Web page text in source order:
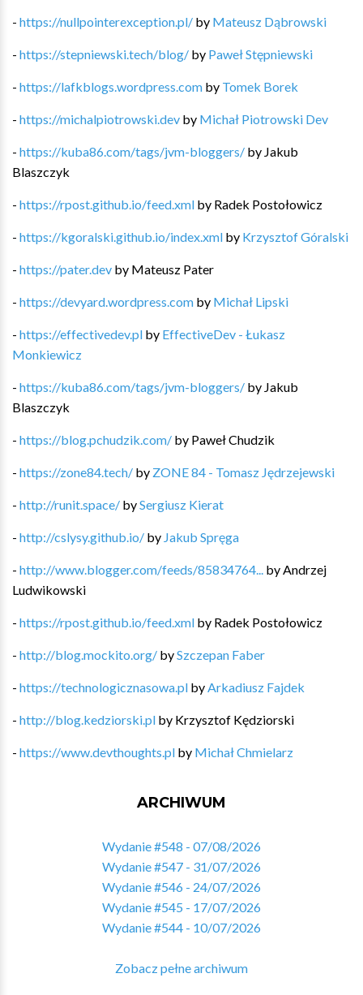
- https://nullpointerexception.pl/ by Mateusz Dąbrowski
- https://stepniewski.tech/blog/ by Paweł Stępniewski
- https://lafkblogs.wordpress.com by Tomek Borek
- https://michalpiotrowski.dev by Michał Piotrowski Dev
- https://kuba86.com/tags/jvm-bloggers/ by Jakub
Blaszczyk
- https://rpost.github.io/feed.xml by Radek Postołowicz
- https://kgoralski.github.io/index.xml by Krzysztof Góralski
- https://pater.dev by Mateusz Pater
- https://devyard.wordpress.com by Michał Lipski
- https://effectivedev.pl by EffectiveDev - Łukasz
Monkiewicz
- https://kuba86.com/tags/jvm-bloggers/ by Jakub
Blaszczyk
- https://blog.pchudzik.com/ by Paweł Chudzik
- https://zone84.tech/ by ZONE 84 - Tomasz Jędrzejewski
- http://runit.space/ bySergiusz Kierat
- http://cslysy.github.io/ by Jakub Spręga
- http://www.blogger.com/feeds/85834764... by Andrzej
Ludwikowski
- https://rpost.github.io/feed.xml by Radek Postołowicz
- http://blog.mockito.org/ bySzczepan Faber
- https://technologicznasowa.pl by Arkadiusz Fajdek
- http://blog.kedziorski.pl by Krzysztof Kędziorski
- https://www.devthoughts.pl by Michał Chmielarz
ARCHIWUM
Wydanie #548 - 07/08/2026
Wydanie #547 - 31/07/2026
Wydanie #546 - 24/07/2026
Wydanie #545 - 17/07/2026
Wydanie #544 - 10/07/2026
Zobacz pełne archiwum